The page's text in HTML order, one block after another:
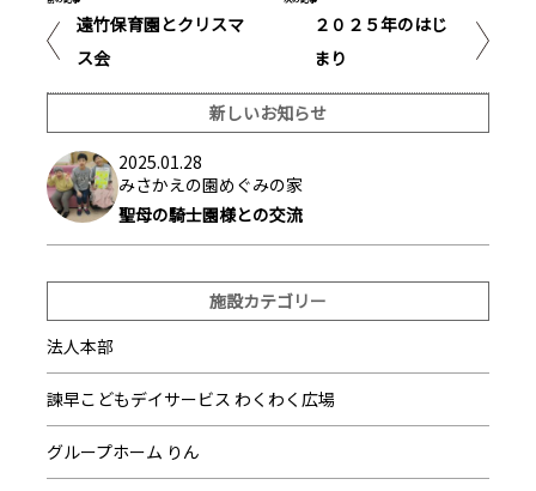
遠竹保育園とクリスマ
ス会
２０２５年のはじ
まり
新しいお知らせ
2025.01.28
みさかえの園めぐみの家
聖母の騎士園様との交流
施設カテゴリー
法人本部
諫早こどもデイサービス わくわく広場
グループホーム りん